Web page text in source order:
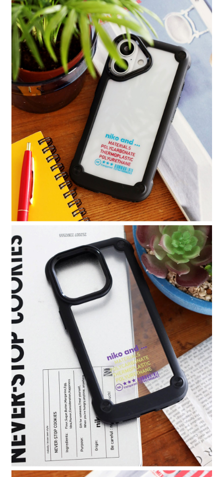
1.分期款項不併入電信帳單，「大哥付你分期」於每月結算日後寄送繳費提
醒簡訊。
2.透過簡訊連結打開帳單後，可選擇「超商條碼／台灣大直營門市／銀行轉
帳／街口支付／iPASS MONEY」等通路繳費。
【注意事項】
1.本服務係由「台灣大哥大股份有限公司」（以下簡稱本公司）所提供，讓
用戶於交易時，得透過本服務購買商品或服務，並由商店將買賣／分期付款
買賣價金債權讓與本公司後，依約使用本公司帳單繳交帳款。
2.基於同意付款使用「大哥付你分期」之契約關係目的，商店將以您的個人
資料（包含姓名、電話或地址）提供予台灣大哥大進項蒐集、處理及利用，
由本公司與您本人進行分期帳單所需資料之確認、核對及更正。
3.完整用戶服務條款，請詳閱以下連結：
https://oppay.tw/userRule
【「AFTEE先享後付」結帳流程】
１．於結帳方式選擇「AFTEE先享後付」後，將跳轉至「AFTEE先享後付」
結帳頁面，進行簡訊認證並確認金額後，即可完成結帳。
２．訂單成立數日內，您將收到繳費通知簡訊。
３．收到繳費通知簡訊後14天內，點擊此簡訊中的連結，可透過四大超商／
ATM／網路銀行／等多元方式進行付款，方視為交易完成。
※ 請注意：結帳手續完成當下不需立刻繳費，但若您需要取消訂單，請聯絡
購買商品的店家。未經商家同意取消之訂單仍視為有效，需透過AFTEE先享
後付繳納相關費用。
※ 交易是否成功請以「AFTEE先享後付 」之結帳頁面顯示為準，若有關於
是否繳費成功／繳費後需取消欲退款等相關疑問，請聯繫「AFTEE先享後付
客戶支援中心」
https://netprotections.freshdesk.com/support/home
【注意事項】
１．透過由恩沛科技股份有限公司提供之「AFTEE先享後付」服務完成之交
易，需依本服務之必要範圍內提供個人資料，並將交易相關給付款項請求債
權轉讓予恩沛科技股份有限公司。
２．關於個人資料處理事宜，請瀏覽以下網址：
https://aftee.tw/terms/#terms3
３．未成年的使用者請事先徵得法定代理人或監護人之同意方可使用
「AFTEE先享後付」，若未經同意申辦者引起之損失，本公司不負相關責
任。
４．使用「AFTEE先享後付」時，將依據個別帳號之用戶狀況，依本公司即
時審查核予不同之上限額度；若仍有額度不足之情形，本公司將視審查結果
請求用戶進行身份認證。
５．嚴禁一人註冊多個帳號或使用他人資訊註冊。若發現惡意使用之情形，
恩沛科技股份有限公司將有權停止該用戶之使用額度並採取法律行動。
付款後 全家取貨
每筆NT$80，滿NT$888(含以上)免運費
7-11 取貨付款
每筆NT$80，滿NT$1,500(含以上)免運費
付款後 7-11取貨
每筆NT$80，滿NT$1,500(含以上)免運費
宅配
每筆NT$80，滿NT$1,500(含以上)免運費